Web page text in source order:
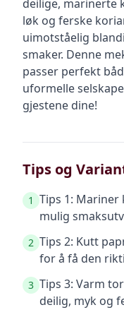
deilige, marinerte
løk og ferske
uimotståelig
smaker. Denne
passer perfekt
uformelle
gjestene dine!
Tips og
1 Tips 1:
mulig
2 Tips 2: Kutt
for å få den
3 Tips 3: Varm
deilig, myk og